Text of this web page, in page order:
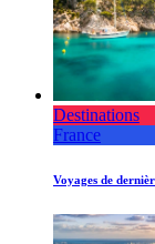
Destinations
France
Voyages de